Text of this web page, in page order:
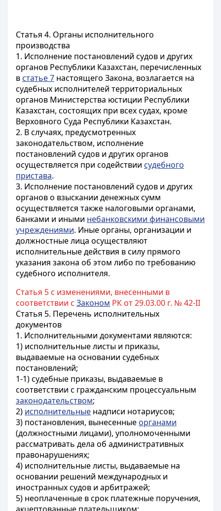
Статья 4. Органы исполнительного
производства
1. Исполнение постановлений судов и других
органов Республики Казахстан, перечисленных
в статье 7 настоящего Закона, возлагается на
судебных исполнителей территориальных
органов Министерства юстиции Республики
Казахстан, состоящих при всех судах, кроме
Верховного Суда Республики Казахстан.
2. В случаях, предусмотренных
законодательством, исполнение
постановлений судов и других органов
осуществляется при содействии судебного
пристава.
3. Исполнение постановлений судов и других
органов о взыскании денежных сумм
осуществляется также налоговыми органами,
банками и иными небанковскими финансовыми
учреждениями. Иные органы, организации и
должностные лица осуществляют
исполнительные действия в силу прямого
указания закона об этом либо по требованию
судебного исполнителя.
Статья 5 с изменениями, внесенными в
соответствии с Законом РК от 29.03.00 г. № 42-II
Статья 5. Перечень исполнительных
документов
1. Исполнительными документами являются:
1) исполнительные листы и приказы,
выдаваемые на основании судебных
постановлений;
1-1) судебные приказы, выдаваемые в
соответствии с гражданским процессуальным
законодательством;
2) исполнительные надписи нотариусов;
3) постановления, вынесенные органами
(должностными лицами), уполномоченными
рассматривать дела об административных
правонарушениях;
4) исполнительные листы, выдаваемые на
основании решений международных и
иностранных судов и арбитражей;
5) неоплаченные в срок платежные поручения,